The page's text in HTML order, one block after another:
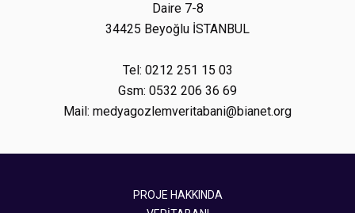
Daire 7-8
34425 Beyoğlu İSTANBUL
Tel: 0212 251 15 03
Gsm: 0532 206 36 69
Mail: medyagozlemveritabani@bianet.org
PROJE HAKKINDA